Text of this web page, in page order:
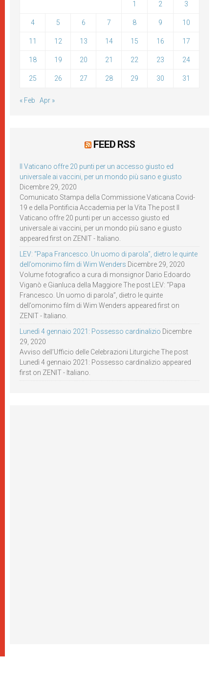
1 2 3
4 5 6 7 8 9 10
11 12 13 14 15 16 17
18 19 20 21 22 23 24
25 26 27 28 29 30 31
« Feb Apr »
FEED RSS
Il Vaticano offre 20 punti per un accesso giusto ed
universale ai vaccini, per un mondo più sano e giusto
Dicembre 29, 2020
Comunicato Stampa della Commissione Vaticana Covid-
19 e della Pontificia Accademia per la Vita The post Il
Vaticano offre 20 punti per un accesso giusto ed
universale ai vaccini, per un mondo più sano e giusto
appeared first on ZENIT - Italiano.
LEV: “Papa Francesco. Un uomo di parola”, dietro le quinte
dell’omonimo film di Wim Wenders Dicembre 29, 2020
Volume fotografico a cura di monsignor Dario Edoardo
Viganò e Gianluca della Maggiore The post LEV: “Papa
Francesco. Un uomo di parola”, dietro le quinte
dell’omonimo film di Wim Wenders appeared first on
ZENIT - Italiano.
Lunedì 4 gennaio 2021: Possesso cardinalizio Dicembre
29, 2020
Avviso dell’Ufficio delle Celebrazioni Liturgiche The post
Lunedì 4 gennaio 2021: Possesso cardinalizio appeared
first on ZENIT - Italiano.